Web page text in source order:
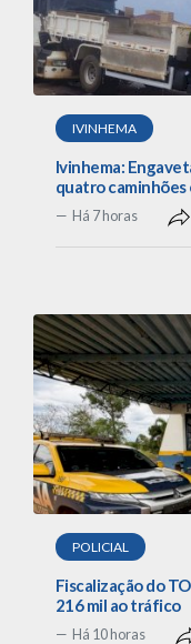
IVINHEMA
Ivinhema:
quatro
Há 7 horas
POLICIAL
Fiscalização do
216 mil ao tráfico
Há 10 horas